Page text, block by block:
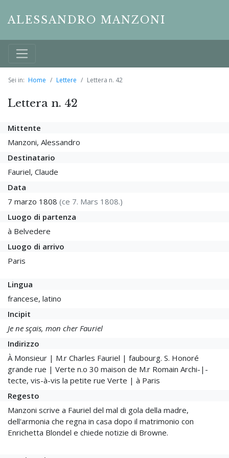
ALESSANDRO MANZONI
Sei in: Home Lettere Lettera n. 42
Lettera n. 42
Mittente
Manzoni, Alessandro
Destinatario
Fauriel, Claude
Data
7 marzo 1808 (ce 7. Mars 1808.)
Luogo di partenza
à Belvedere
Luogo di arrivo
Paris
Lingua
francese, latino
Incipit
Je ne sçais, mon cher Fauriel
Indirizzo
À Monsieur | M.r Charles Fauriel | faubourg. S. Honoré
grande rue | Verte n.o 30 maison de M.r Romain Archi-|-
tecte, vis-à-vis la petite rue Verte | à Paris
Regesto
Manzoni scrive a Fauriel del mal di gola della madre,
dell'armonia che regna in casa dopo il matrimonio con
Enrichetta Blondel e chiede notizie di Browne.